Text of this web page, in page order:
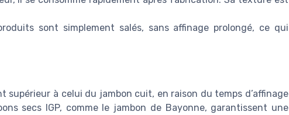
sont simplement salés, sans affinage prolongé, ce qui
supérieur à celui du jambon cuit, en raison du temps d’affinage
secs IGP, comme le jambon de Bayonne, garantissent une